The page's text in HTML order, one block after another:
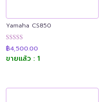
Yamaha CS850
ให้คะแนน
4.89
ตั้งแต่ 1-5
฿4,500.00
ขายแล้ว : 1